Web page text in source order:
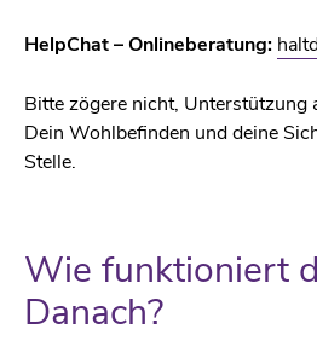
HelpChat – Onlineberatung:
Bitte zögere nicht, Unterstützung
Dein Wohlbefinden und deine
Stelle.
Wie funktioniert
Danach?